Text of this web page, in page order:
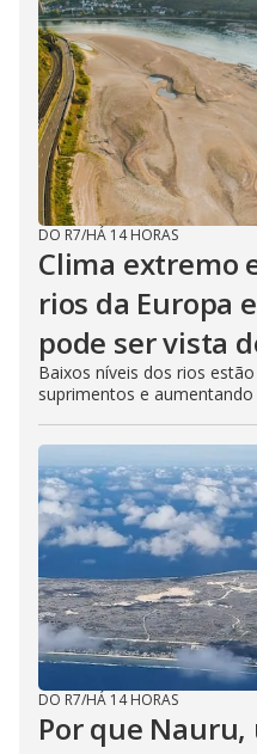
DO R7/HÁ 14 HORAS
Clima extremo
rios da Europa
pode ser vista
Baixos níveis dos rios
suprimentos e
DO R7/HÁ 14 HORAS
Por que